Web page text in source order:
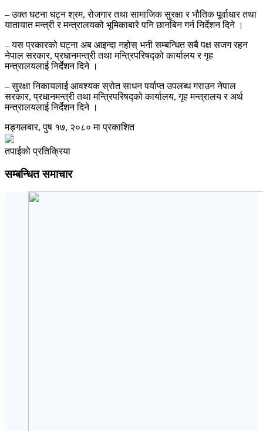
– उक्त घटना घट्न श्रम, रोजगार तथा सामाजिक सुरक्षा र भौतिक पूर्वाधार तथा
यातायात मन्त्री र मन्त्रालयको भूमिकाबारे पनि छानबिन गर्न निर्देशन दिने ।
– यस प्रकारको घट्ना अब आइन्दा नहोस् भनी सम्बन्धित सबै पक्ष सजग रहन
नेपाल सरकार, प्रधानमन्त्री तथा मन्त्रिपरिषद्को कार्यालय र गृह
मन्त्रालयलाई निर्देशन दिने ।
– सुरक्षा निकायलाई आवश्यक स्रोत साधन पर्याप्त उपलब्ध गराउन नेपाल
सरकार, प्रधानमन्त्री तथा मन्त्रिपरिषद्को कार्यालय, गृह मन्त्रालय र अर्थ
मन्त्रालयलाई निर्देशन दिने ।
मङ्गलबार, पुष १७, २०८० मा प्रकाशित
तपाईको प्रतिक्रिया
सम्बन्धित समाचार